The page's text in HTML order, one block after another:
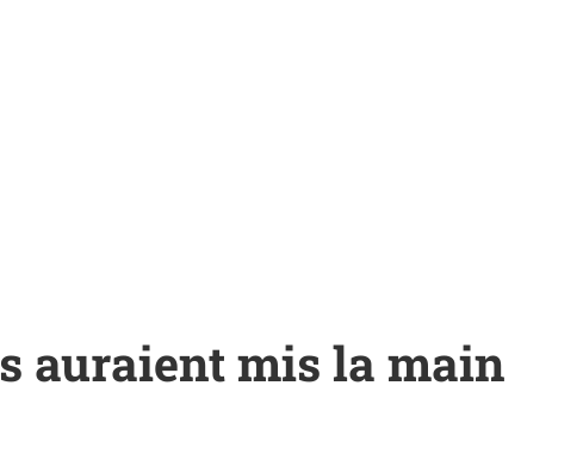
auraient mis la main